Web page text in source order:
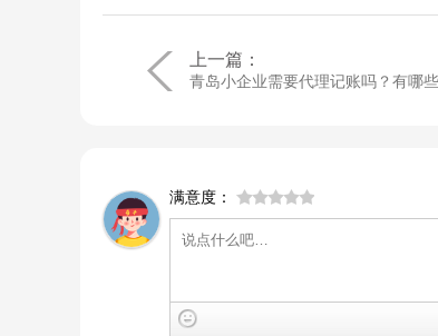
上一篇：
青岛小企业需要代理记账吗？有哪
满意度：